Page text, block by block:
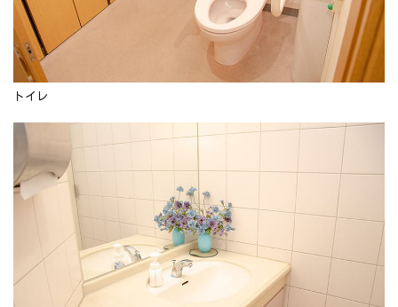
トイレ